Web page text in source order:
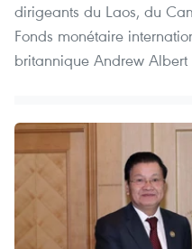
dirigeants du Laos, du
Fonds monétaire
britannique Andrew